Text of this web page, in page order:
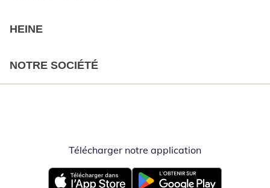
HEINE
NOTRE SOCIÉTÉ
Télécharger notre application